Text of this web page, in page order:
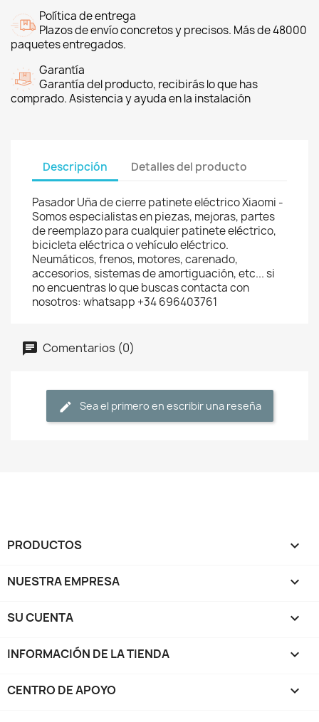
Política de entrega
Plazos de envío concretos y precisos. Más de 48000
paquetes entregados.
Garantía
Garantía del producto, recibirás lo que has
comprado. Asistencia y ayuda en la instalación
Descripción Detalles del producto
Pasador Uña de cierre patinete eléctrico Xiaomi -
Somos especialistas en piezas, mejoras, partes
de reemplazo para cualquier patinete eléctrico,
bicicleta eléctrica o vehículo eléctrico.
Neumáticos, frenos, motores, carenado,
accesorios, sistemas de amortiguación, etc... si
no encuentras lo que buscas contacta con
nosotros: whatsapp +34 696403761
Comentarios (0)
Sea el primero en escribir una reseña
PRODUCTOS 
NUESTRA EMPRESA 
SU CUENTA 
INFORMACIÓN DE LA TIENDA keyboard_arrow_down
CENTRO DE APOYO 